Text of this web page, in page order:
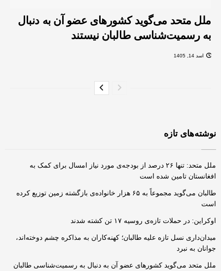
ملل متحد می‌گوید کشورهای عضو آن به دنبال
به رسمیت‌شناسی طالبان نیستند
اسد 14, 1405
نوشته‌های تازه
ملل متحد: تنها ۲۶ درصد از بودجه‌ی مورد نیاز امسال برای کمک به
افغانستان تامین شده است
طالبان می‌گوید مجموعاً به ۶۵ هزار خانواده‌ی بازگشته زمین توزیع کرده
است
اوکراین: در حملات تازه‌ی روسیه ۱۷ تن کشته شدند
میدان‌داری نسل تازه علیه طالبان؛ کهنه‌کاران به مذاکره چشم دوخته‌اند،
جوانان به نبرد
ملل متحد می‌گوید کشورهای عضو آن به دنبال به رسمیت‌شناسی طالبان